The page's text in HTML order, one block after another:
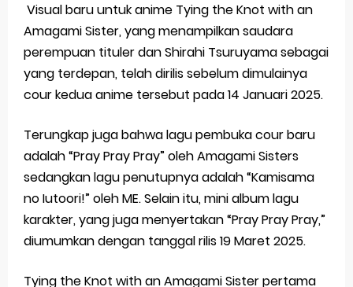
Visual baru untuk anime Tying the Knot with an
Amagami Sister, yang menampilkan saudara
perempuan tituler dan Shirahi Tsuruyama sebagai
yang terdepan, telah dirilis sebelum dimulainya
cour kedua anime tersebut pada 14 Januari 2025.
Terungkap juga bahwa lagu pembuka cour baru
adalah “Pray Pray Pray” oleh Amagami Sisters
sedangkan lagu penutupnya adalah “Kamisama
no Iutoori!” oleh ME. Selain itu, mini album lagu
karakter, yang juga menyertakan “Pray Pray Pray,”
diumumkan dengan tanggal rilis 19 Maret 2025.
Tying the Knot with an Amagami Sister pertama